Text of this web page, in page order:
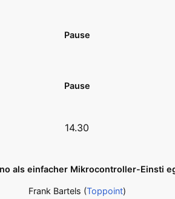
Pause
Pause
14.30
als einfacher Mikrocontroller-Einsti
Frank Bartels (Toppoint)